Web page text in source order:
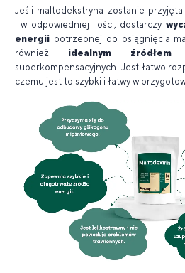
Jeśli maltodekstryna zostanie
i w odpowiedniej ilości, dostarczy
energii potrzebnej do osiągnięcia
również idealnym źródłem
superkompensacyjnych. Jest łatwo
czemu jest to szybki i łatwy w